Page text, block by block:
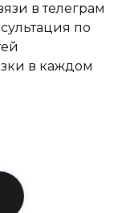
в телеграм
по
в каждом